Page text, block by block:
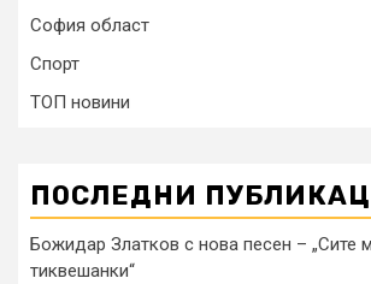
София област
Спорт
ТОП новини
ПОСЛЕДНИ
Божидар Златков с нова песен – „Сите
тиквешанки“